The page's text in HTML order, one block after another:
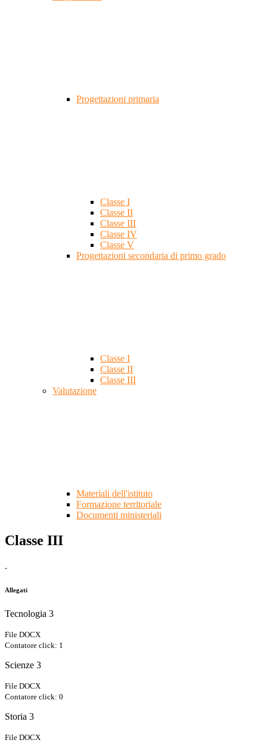
Progettazioni primaria
Classe I
Classe II
Classe III
Classe IV
Classe V
Progettazioni secondaria di primo grado
Classe I
Classe II
Classe III
Valutazione
Materiali dell'istituto
Formazione territoriale
Documenti ministeriali
Classe III
.
Allegati
Tecnologia 3
File DOCX
Contatore click: 1
Scienze 3
File DOCX
Contatore click: 0
Storia 3
File DOCX